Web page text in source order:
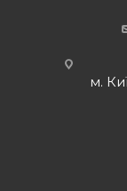
м.